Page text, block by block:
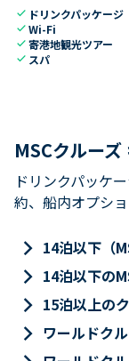
check ドリンクパッケージ
checkWi-Fi
check寄港地観光ツアー
check スパ
MSCクルーズ
ドリンクパッケ
約、船内オプシ
keyboard_arrow_right 14泊以下（
keyboard_arrow_right 14泊以下の
keyboard_arrow_right 15泊以上の
keyboard_arrow_right ワールドク